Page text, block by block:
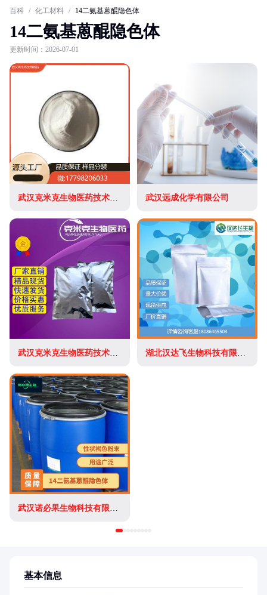
百科 / 化工材料 / 14二氨基蒽醌隐色体
14二氨基蒽醌隐色体
更新时间：2026-07-01
武汉克米克生物医药技术有限公司 武汉远成化学有限公司
武汉克米克生物医药技术有限公司 湖北汉达飞生物科技有限公司
武汉诺必果生物科技有限公司
基本信息